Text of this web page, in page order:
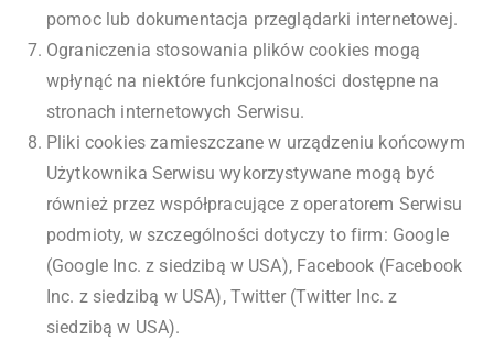
pomoc lub dokumentacja przeglądarki internetowej.
Ograniczenia stosowania plików cookies mogą
wpłynąć na niektóre funkcjonalności dostępne na
stronach internetowych Serwisu.
Pliki cookies zamieszczane w urządzeniu końcowym
Użytkownika Serwisu wykorzystywane mogą być
również przez współpracujące z operatorem Serwisu
podmioty, w szczególności dotyczy to firm: Google
(Google Inc. z siedzibą w USA), Facebook (Facebook
Inc. z siedzibą w USA), Twitter (Twitter Inc. z
siedzibą w USA).